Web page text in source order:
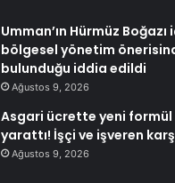
Umman’ın Hürmüz Boğazı
bölgesel yönetim
bulunduğu iddia edildi
Ağustos 9, 2026
Asgari ücrette yeni formül
yarattı! İşçi ve işveren
Ağustos 9, 2026